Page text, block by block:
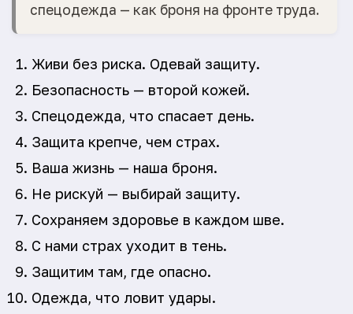
спецодежда — как броня на фронте труда.
Живи без риска. Одевай защиту.
Безопасность — второй кожей.
Спецодежда, что спасает день.
Защита крепче, чем страх.
Ваша жизнь — наша броня.
Не рискуй — выбирай защиту.
Сохраняем здоровье в каждом шве.
С нами страх уходит в тень.
Защитим там, где опасно.
Одежда, что ловит удары.